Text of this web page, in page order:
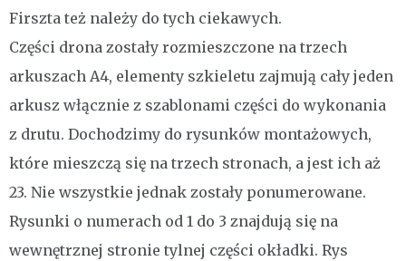
Firszta też należy do tych ciekawych.
Części drona zostały rozmieszczone na trzech
arkuszach A4, elementy szkieletu zajmują cały jeden
arkusz włącznie z szablonami części do wykonania
z drutu. Dochodzimy do rysunków montażowych,
które mieszczą się na trzech stronach, a jest ich aż
23. Nie wszystkie jednak zostały ponumerowane.
Rysunki o numerach od 1 do 3 znajdują się na
wewnętrznej stronie tylnej części okładki. Rys